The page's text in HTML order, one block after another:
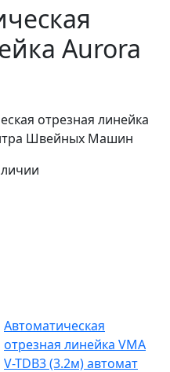
Aurora
Автоматическая
отрезная линейка VMA
V-TDB3 (3.2м) автомат